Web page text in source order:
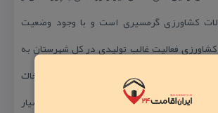
كشاورزی گرمسیری است و با وجود وضعیت
كشاورزی فعالیت غالب تولیدی در كل شهرستان به
شدید و باران های سیل آسا (كه سبب فرسایش خاك
قابل نفوذ كوه های منطقه، كار كشاورزان را بسیار